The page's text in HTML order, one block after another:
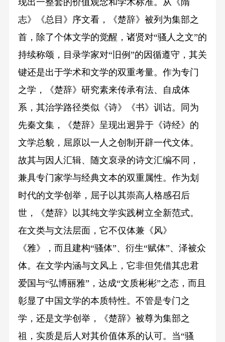
现出一整套的价值观念和学术标准。从《隋
志》《总目》序文看，《楚辞》被列为集部之
首，除了个体文学的觉醒，诸贤对“骚人之文”的
持续称颂，目录学家对“旧例”的因循遵守，其关
键还是出于学术和文学的双重考量。作为专门
之学，《楚辞》研究素来传承有法、自成体
系，其治学路径类似《诗》《书》训诂。同为
先秦文集，《楚辞》呈现出迥异于《诗经》的
文学总貌，屈原以一人之创制开辟一代文体。
故其与因人汇辑、随文裒录的诗文汇编不同，
兼具专门家学与经典文本的双重属性。作为划
时代的文学创举，屈子以其崇高人格感召后
世，《楚辞》以其纯文学实践树立全新范式。
在文类与文法层面，它不仅体兼《风》
《雅》，而且建构“骚体”、衍生“赋体”、泽被众
体。在文学内涵与文风上，它非但凭借其忠君
爱国与“弘博丽雅”，达成“文质彬彬”之态，而且
彰显了中国文学的本质特性。不管是专门之
学，还是文学创举，《楚辞》被尊为集部之
祖，实质是后人对其价值体系的认可。当“骚